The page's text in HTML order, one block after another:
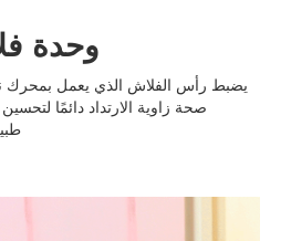
وحدة
يضبط رأس الفلاش الذي يعمل بمحرك نفسه
صحة زاوية الارتداد دائمًا لتحسين